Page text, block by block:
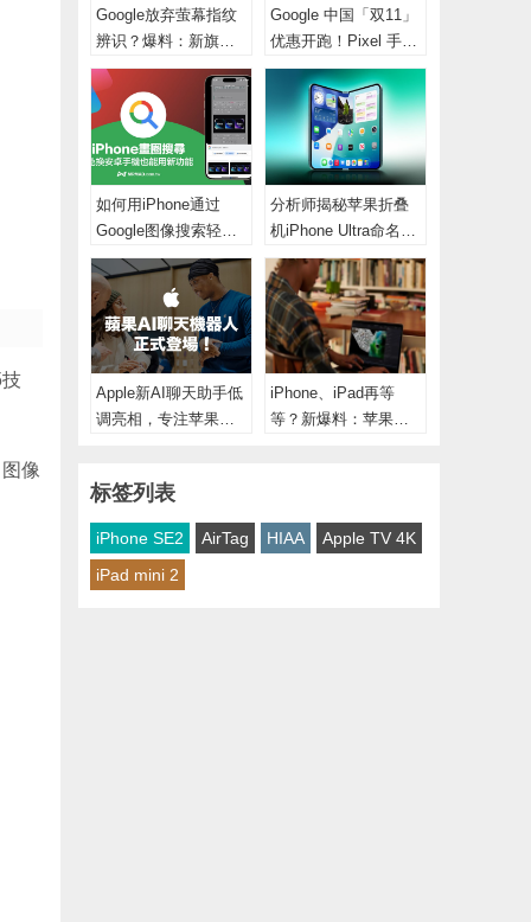
像
Google放弃萤幕指纹
辨识？爆料：新旗舰
改用侧边解锁
Google 中国「双11」
优惠开跑！Pixel 手机
大降7千元
如何用iPhone通过
Google图像搜索轻松
找到图片？
分析师揭秘苹果折叠
机iPhone Ultra命名与
两种混合金属设计方
案
Apple新AI聊天助手低
调亮相，专注苹果产
iPhone、iPad再等
等？新爆料：苹果首
标签列表
iPhone SE2 AirTag HIAA
Apple TV 4K
iPad mini 2